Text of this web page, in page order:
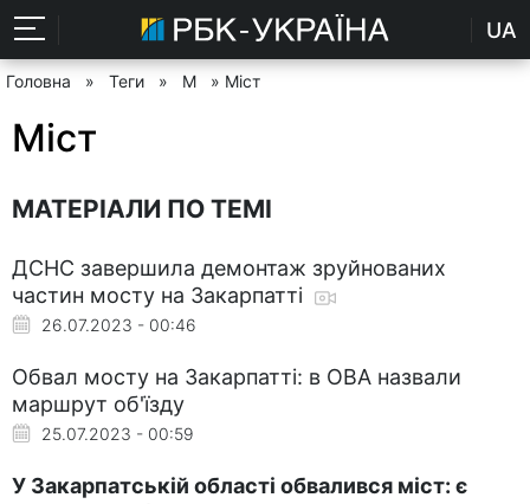
UA
Головна » Теги » М » Міст
Міст
МАТЕРІАЛИ ПО ТЕМІ
ДСНС завершила демонтаж зруйнованих
частин мосту на Закарпатті
26.07.2023 - 00:46
Обвал мосту на Закарпатті: в ОВА назвали
маршрут об'їзду
25.07.2023 - 00:59
У Закарпатській області обвалився міст: є